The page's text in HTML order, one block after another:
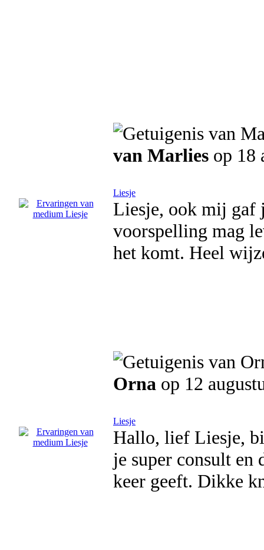
van Marlies op 18
Liesje
Liesje, ook mij gaf
voorspelling mag
het komt. Heel
Orna op 12
Liesje
Hallo, lief Liesje,
je super consult en
keer geeft. Dikke